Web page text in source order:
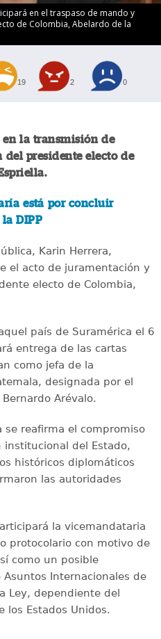
en el traspaso de mando y
de Colombia, Abelardo de la
19 2 0
en la transmisión de
del presidente electo de
está por concluir
DIPP
Karin Herrera,
el acto de juramentación y
electo de Colombia,
país de Suramérica el 6
entrega de las cartas
como jefa de la
designada por el
Arévalo.
se reafirma el compromiso
institucional del Estado,
históricos diplomáticos
las autoridades
la vicemandataria
protocolario con motivo de
como un posible
Internacionales de
Ley, dependiente del
los Estados Unidos.